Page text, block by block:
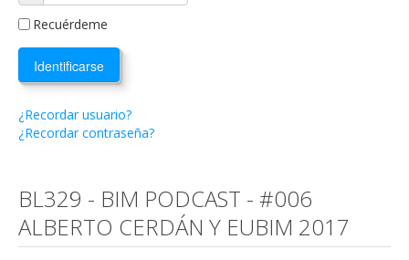
Recuérdeme
Identificarse
¿Recordar usuario?
¿Recordar contraseña?
BL329 - BIM PODCAST - #006
ALBERTO CERDÁN Y EUBIM 2017